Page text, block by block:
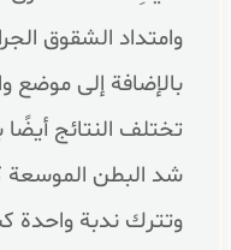
وامتداد الشقوق
بالإضافة إلى موضع
تختلف النتائج أيضًا
شد البطن الموسعة
وتترك ندبة واحدة